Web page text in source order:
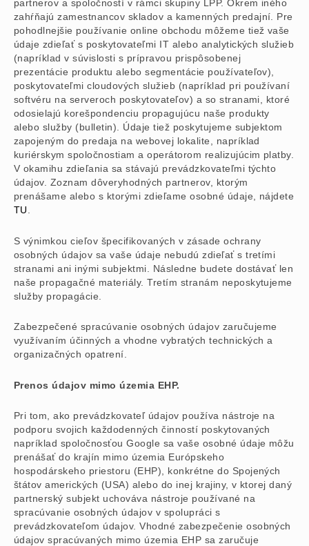
partnerov a spoločností v rámci skupiny LPP. Okrem iného
zahŕňajú zamestnancov skladov a kamenných predajní. Pre
pohodlnejšie používanie online obchodu môžeme tiež vaše
údaje zdieľať s poskytovateľmi IT alebo analytických služieb
(napríklad v súvislosti s prípravou prispôsobenej
prezentácie produktu alebo segmentácie používateľov),
poskytovateľmi cloudových služieb (napríklad pri používaní
softvéru na serveroch poskytovateľov) a so stranami, ktoré
odosielajú korešpondenciu propagujúcu naše produkty
alebo služby (bulletin). Údaje tiež poskytujeme subjektom
zapojeným do predaja na webovej lokalite, napríklad
kuriérskym spoločnostiam a operátorom realizujúcim platby.
V okamihu zdieľania sa stávajú prevádzkovateľmi týchto
údajov. Zoznam dôveryhodných partnerov, ktorým
prenášame alebo s ktorými zdieľame osobné údaje, nájdete
TU.
S výnimkou cieľov špecifikovaných v zásade ochrany
osobných údajov sa vaše údaje nebudú zdieľať s tretími
stranami ani inými subjektmi. Následne budete dostávať len
naše propagačné materiály. Tretím stranám neposkytujeme
služby propagácie.
Zabezpečené spracúvanie osobných údajov zaručujeme
využívaním účinných a vhodne vybratých technických a
organizačných opatrení.
Prenos údajov mimo územia EHP.
Pri tom, ako prevádzkovateľ údajov používa nástroje na
podporu svojich každodenných činností poskytovaných
napríklad spoločnosťou Google sa vaše osobné údaje môžu
prenášať do krajín mimo územia Európskeho
hospodárskeho priestoru (EHP), konkrétne do Spojených
štátov amerických (USA) alebo do inej krajiny, v ktorej daný
partnerský subjekt uchováva nástroje používané na
spracúvanie osobných údajov v spolupráci s
prevádzkovateľom údajov. Vhodné zabezpečenie osobných
údajov spracúvaných mimo územia EHP sa zaručuje